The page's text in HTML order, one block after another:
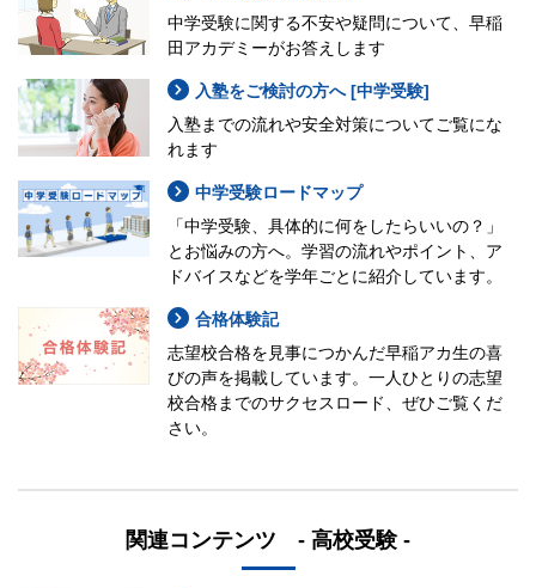
中学受験に関する不安や疑問について、早稲
田アカデミーがお答えします
入塾をご検討の方へ [中学受験]
入塾までの流れや安全対策についてご覧にな
れます
中学受験ロードマップ
「中学受験、具体的に何をしたらいいの？」
とお悩みの方へ。学習の流れやポイント、ア
ドバイスなどを学年ごとに紹介しています。
合格体験記
志望校合格を見事につかんだ早稲アカ生の喜
びの声を掲載しています。一人ひとりの志望
校合格までのサクセスロード、ぜひご覧くだ
さい。
関連コンテンツ - 高校受験 -